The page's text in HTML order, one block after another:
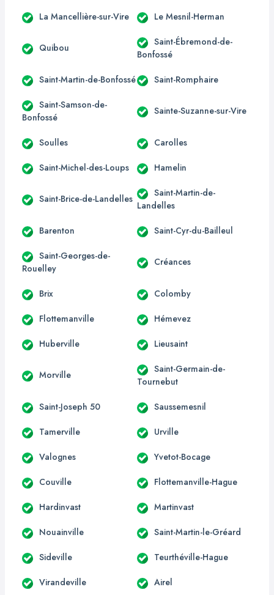
La Mancellière-sur-Vire Le Mesnil-Herman
Quibou
Saint-Ébremond-de-
Bonfossé
Saint-Martin-de-Bonfossé Saint-Romphaire
Saint-Samson-de-
Bonfossé
Sainte-Suzanne-sur-Vire
Soulles Carolles
Saint-Michel-des-Loups Hamelin
Saint-Brice-de-Landelles
Saint-Martin-de-
Landelles
Barenton Saint-Cyr-du-Bailleul
Saint-Georges-de-
Rouelley
Créances
Brix Colomby
Flottemanville Hémevez
Huberville Lieusaint
Morville
Saint-Germain-de-
Tournebut
Saint-Joseph 50 Saussemesnil
Tamerville Urville
Valognes Yvetot-Bocage
Couville Flottemanville-Hague
Hardinvast Martinvast
Nouainville Saint-Martin-le-Gréard
Sideville Teurthéville-Hague
Virandeville Airel